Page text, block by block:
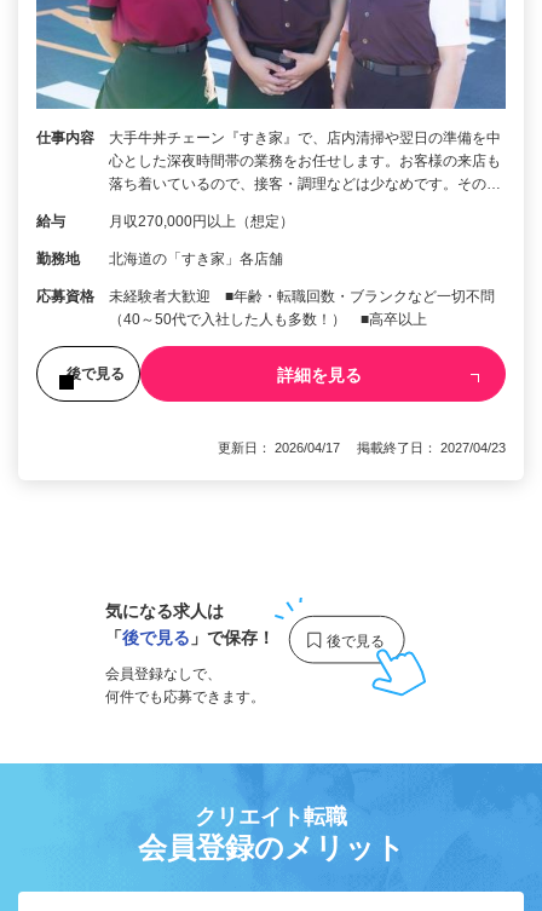
仕事内容
大手牛丼チェーン『すき家』で、店内清掃や翌日の準備を中
心とした深夜時間帯の業務をお任せします。お客様の来店も
落ち着いているので、接客・調理などは少なめです。その…
給与 月収270,000円以上（想定）
勤務地 北海道の「すき家」各店舗
応募資格
未経験者大歓迎 ■年齢・転職回数・ブランクなど一切不問
（40～50代で入社した人も多数！） ■高卒以上
後で見る 詳細を見る
更新日： 2026/04/17 掲載終了日： 2027/04/23
気になる求人は
「後で見る 」で保存！
会員登録なしで、
何件でも応募できます。
クリエイト転職
会員登録のメリット